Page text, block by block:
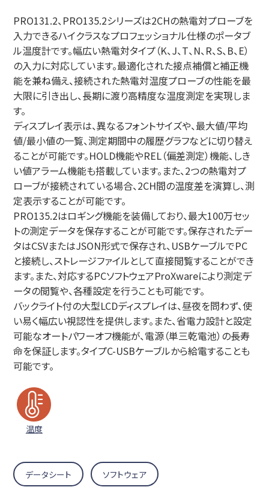
PRO131.2、PRO135.2シリーズは2CHの熱電対プローブを
入力できるハイクラスなプロフェッショナル仕様のポータブ
ル温度計です。幅広い熱電対タイプ（K、J、T、N、R、S、B、E）
の入力に対応しています。最適化された接点補償と補正機
能を兼ね備え、接続された熱電対温度プローブの性能を最
大限に引き出し、長期に渡り高精度な温度測定を実現しま
す。
ディスプレイ表示は、異なるフォントサイズや、最大値/平均
値/最小値の一覧、測定期間中の履歴グラフなどに切り替え
ることが可能です。HOLD機能やREL（偏差測定）機能、しき
い値アラーム機能も搭載しています。また、2つの熱電対プ
ローブが接続されている場合、2CH間の温度差を演算し、測
定表示することが可能です。
PRO135.2はロギング機能を装備しており、最大100万セッ
トの測定データを保存することが可能です。保存されたデー
タはCSVまたはJSON形式で保存され、USBケーブルでPC
と接続し、ストレージファイルとして直接閲覧することができ
ます。また、対応するPCソフトウェアProXwareにより測定デ
ータの閲覧や、各種設定を行うことも可能です。
バックライト付の大型LCDディスプレイは、昼夜を問わず、使
い易く幅広い視認性を提供します。また、省電力設計と設定
可能なオートパワーオフ機能が、電源（単三乾電池）の長寿
命を保証します。タイプC-USBケーブルから給電することも
可能です。
温度
データシート ソフトウェア